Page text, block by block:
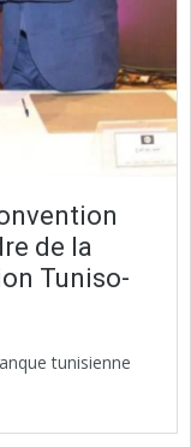
de la
Tuniso-
tunisienne